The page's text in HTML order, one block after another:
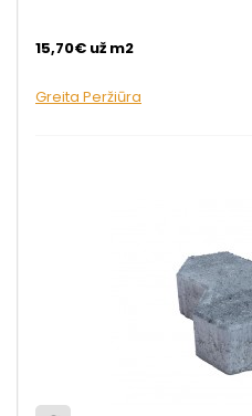
15,70€ už m2
Greita Peržiūra